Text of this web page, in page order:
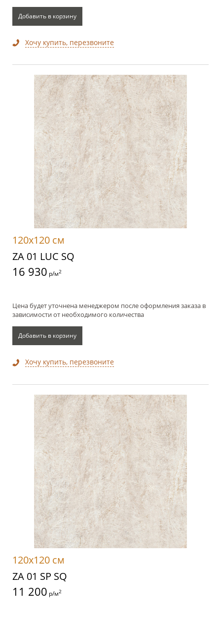
Добавить в корзину
Хочу купить, перезвоните
120x120 см
ZA 01 LUC SQ
16 930 р/м2
Цена будет уточнена менеджером после оформления заказа в
зависимости от необходимого количества
Добавить в корзину
Хочу купить, перезвоните
120x120 см
ZA 01 SP SQ
11 200 р/м2